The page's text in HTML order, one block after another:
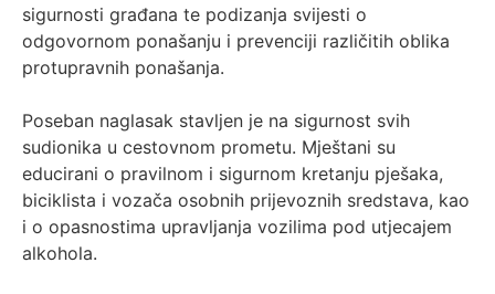
sigurnosti građana te podizanja svijesti o
odgovornom ponašanju i prevenciji različitih oblika
protupravnih ponašanja.
Poseban naglasak stavljen je na sigurnost svih
sudionika u cestovnom prometu. Mještani su
educirani o pravilnom i sigurnom kretanju pješaka,
biciklista i vozača osobnih prijevoznih sredstava, kao
i o opasnostima upravljanja vozilima pod utjecajem
alkohola.